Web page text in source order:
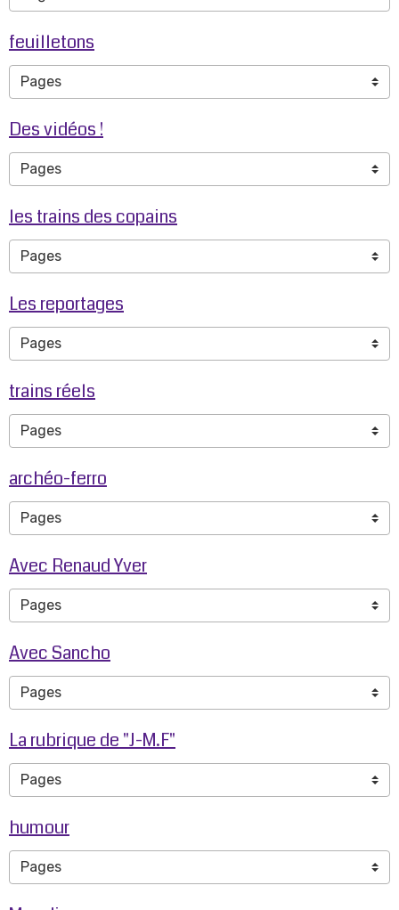
feuilletons
Des vidéos !
les trains des copains
Les reportages
trains réels
archéo-ferro
Avec Renaud Yver
Avec Sancho
La rubrique de "J-M.F"
humour